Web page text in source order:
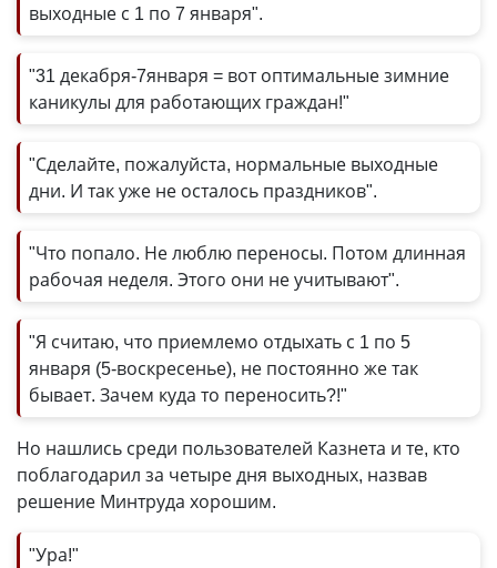
выходные с 1 по 7 января".
"31 декабря-7января = вот оптимальные зимние
каникулы для работающих граждан!"
"Сделайте, пожалуйста, нормальные выходные
дни. И так уже не осталось праздников".
"Что попало. Не люблю переносы. Потом длинная
рабочая неделя. Этого они не учитывают".
"Я считаю, что приемлемо отдыхать с 1 по 5
января (5-воскресенье), не постоянно же так
бывает. Зачем куда то переносить?!"
Но нашлись среди пользователей Казнета и те, кто
поблагодарил за четыре дня выходных, назвав
решение Минтруда хорошим.
"Ура!"